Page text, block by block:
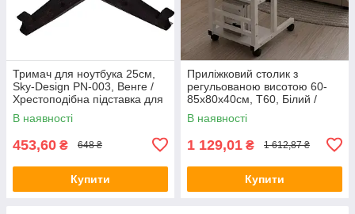
Тримач для ноутбука 25см,
Sky-Design PN-003, Венге /
Хрестоподібна підставка для
ноутбука / Тримач планшета
В наявності
453,60 ₴ 648 ₴
Купити
Приліжковий столик з
регульованою висотою 60-
85х80х40см, T60, Білий /
Приставний столик для ліжка
/ Столик на коліщатках
В наявності
1 129,01 ₴ 1 612,87 ₴
Купити